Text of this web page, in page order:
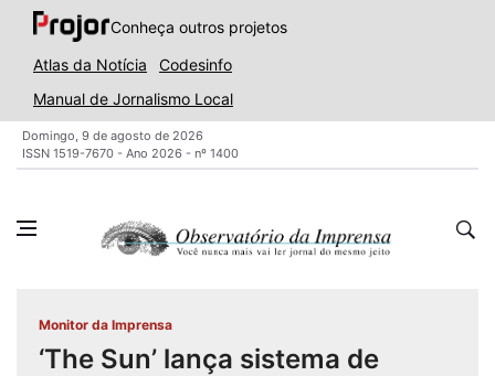
Conheça outros projetos
Atlas da Notícia
Codesinfo
Manual de Jornalismo Local
Domingo, 9 de agosto de 2026
ISSN 1519-7670 - Ano 2026 - nº 1400
Monitor da Imprensa
‘The Sun’ lança sistema de